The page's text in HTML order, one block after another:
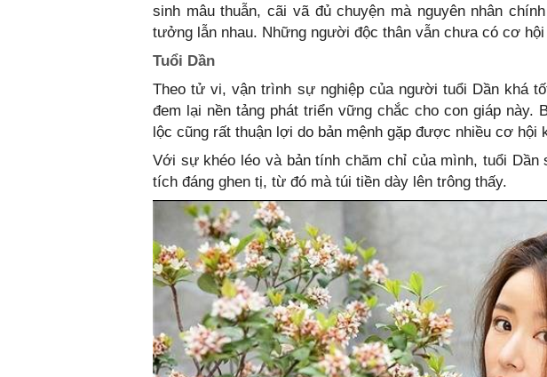
sinh mâu thuẫn, cãi vã đủ chuyện mà nguyên nhân
tưởng lẫn nhau. Những người độc thân vẫn chưa có cơ
Tuổi Dần
Theo tử vi, vận trình sự nghiệp của người tuổi Dần khá
đem lại nền tảng phát triển vững chắc cho con giáp này.
lộc cũng rất thuận lợi do bản mệnh gặp được nhiều cơ hội
Với sự khéo léo và bản tính chăm chỉ của mình, tuổi Dần
tích đáng ghen tị, từ đó mà túi tiền dày lên trông thấy.